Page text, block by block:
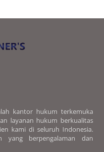
kantor hukum terkemuka
layanan hukum berkualitas
kami di seluruh Indonesia.
berpengalaman dan